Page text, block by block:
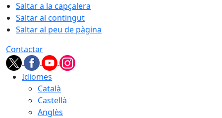
Saltar a la capçalera
Saltar al contingut
Saltar al peu de pàgina
Contactar
Idiomes
Català
Castellà
Anglès